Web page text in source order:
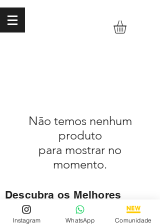
Não temos nenhum
produto
para mostrar no
momento.
Descubra os Melhores
Relógios Premium Online
Instagram WhatsApp Comunidade